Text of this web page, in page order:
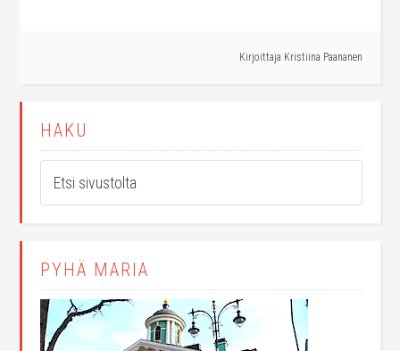
Kirjoittaja Kristiina Paananen
HAKU
PYHÄ MARIA